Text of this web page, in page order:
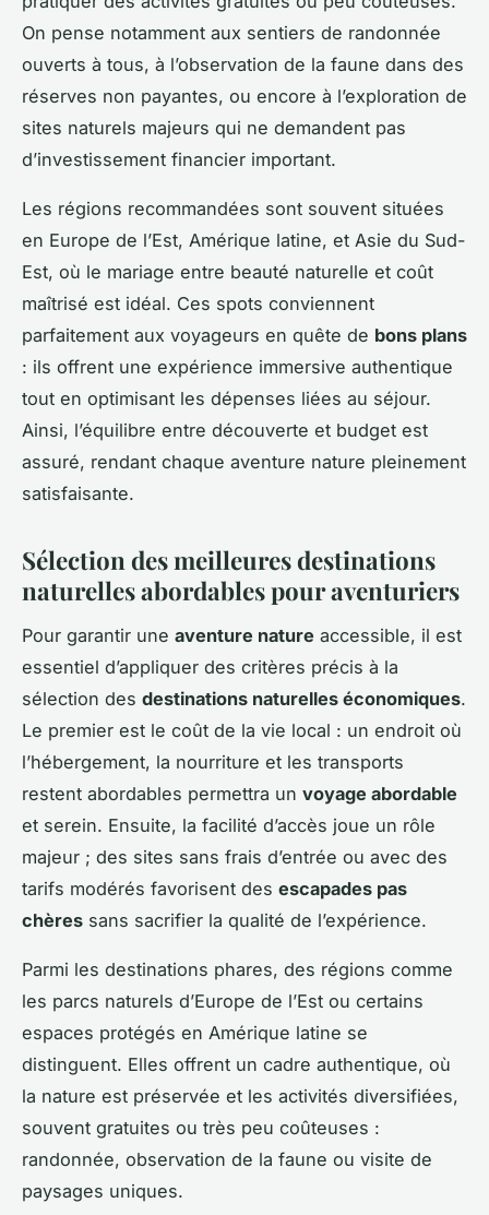
On pense notamment aux sentiers de randonnée
ouverts à tous, à l’observation de la faune dans des
réserves non payantes, ou encore à l’exploration de
sites naturels majeurs qui ne demandent pas
d’investissement financier important.
Les régions recommandées sont souvent situées
en Europe de l’Est, Amérique latine, et Asie du Sud-
Est, où le mariage entre beauté naturelle et coût
maîtrisé est idéal. Ces spots conviennent
parfaitement aux voyageurs en quête de bons plans
: ils offrent une expérience immersive authentique
tout en optimisant les dépenses liées au séjour.
Ainsi, l’équilibre entre découverte et budget est
assuré, rendant chaque aventure nature pleinement
satisfaisante.
Sélection des meilleures destinations
naturelles abordables pour aventuriers
Pour garantir une aventure nature accessible, il est
essentiel d’appliquer des critères précis à la
sélection des destinations naturelles économiques.
Le premier est le coût de la vie local : un endroit où
l’hébergement, la nourriture et les transports
restent abordables permettra un voyage abordable
et serein. Ensuite, la facilité d’accès joue un rôle
majeur ; des sites sans frais d’entrée ou avec des
tarifs modérés favorisent des escapades pas
chères sans sacrifier la qualité de l’expérience.
Parmi les destinations phares, des régions comme
les parcs naturels d’Europe de l’Est ou certains
espaces protégés en Amérique latine se
distinguent. Elles offrent un cadre authentique, où
la nature est préservée et les activités diversifiées,
souvent gratuites ou très peu coûteuses :
randonnée, observation de la faune ou visite de
paysages uniques.